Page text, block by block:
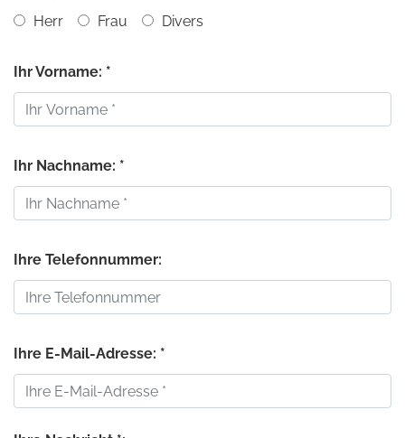
Herr
Frau Divers
Ihr Vorname: *
Ihr Nachname: *
Ihre Telefonnummer:
Ihre E-Mail-Adresse: *